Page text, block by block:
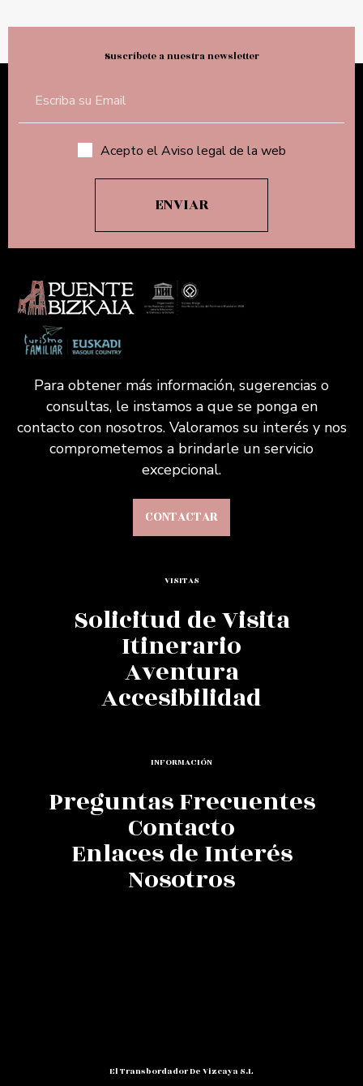
Suscríbete a nuestra newsletter
Acepto el Aviso legal de la web
Para obtener más información, sugerencias o
consultas, le instamos a que se ponga en
contacto con nosotros. Valoramos su interés y nos
comprometemos a brindarle un servicio
excepcional.
CONTACTAR
VISITAS
Solicitud de Visita
Itinerario
Aventura
Accesibilidad
INFORMACIÓN
Preguntas Frecuentes
Contacto
Enlaces de Interés
Nosotros
El Transbordador De Vizcaya S.L